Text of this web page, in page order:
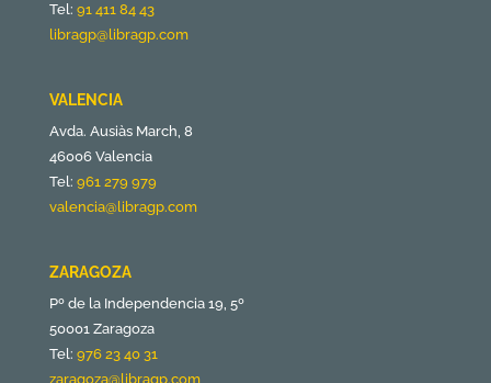
Tel: 91 411 84 43
libragp@libragp.com
VALENCIA
Avda. Ausiàs March, 8
46006 Valencia
Tel: 961 279 979
valencia@libragp.com
ZARAGOZA
Pº de la Independencia 19, 5º
50001 Zaragoza
Tel: 976 23 40 31
zaragoza@libragp.com